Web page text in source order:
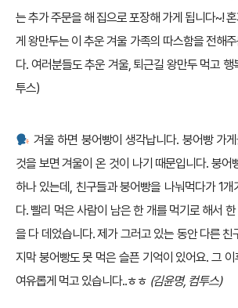
는 추가 주문을 해 집으로 포장해 가게 됩니다~!
게 왕만두는 이 추운 겨울 가족의 따스함을 전해
다. 여러분들도 추운 겨울, 퇴근길 왕만두 먹고
투스)
겨울 하면 붕어빵이 생각납니다. 붕어빵 가
것을 보면 겨울이 온 것이 나기 때문입니다. 붕어
하나 있는데, 친구들과 붕어빵을 나눠먹다가 1개
다. 빨리 먹은 사람이 남은 한 개를 먹기로 해서
을 다 데었습니다. 제가 그러고 있는 동안 다른 친
지막 붕어빵도 못 먹은 슬픈 기억이 있어요. 그
여유롭게 먹고 있습니다..ㅎㅎ (김윤명, 컴투스)